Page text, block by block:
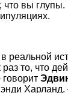
что вы
реальной
раз то, что